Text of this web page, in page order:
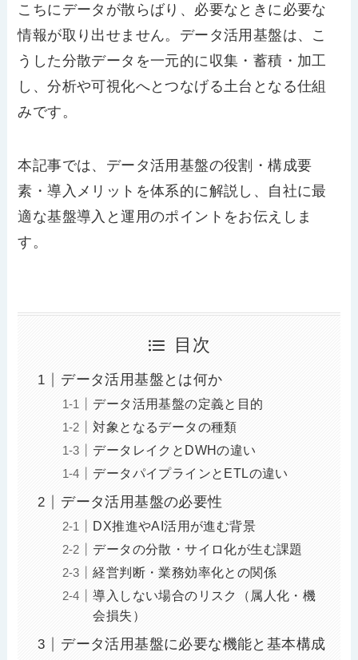
こちにデータが散らばり、必要なときに必要な
情報が取り出せません。データ活用基盤は、こ
うした分散データを一元的に収集・蓄積・加工
し、分析や可視化へとつなげる土台となる仕組
みです。
本記事では、データ活用基盤の役割・構成要
素・導入メリットを体系的に解説し、自社に最
適な基盤導入と運用のポイントをお伝えしま
す。
目次
データ活用基盤とは何か
データ活用基盤の定義と目的
対象となるデータの種類
データレイクとDWHの違い
データパイプラインとETLの違い
データ活用基盤の必要性
DX推進やAI活用が進む背景
データの分散・サイロ化が生む課題
経営判断・業務効率化との関係
導入しない場合のリスク（属人化・機
会損失）
データ活用基盤に必要な機能と基本構成